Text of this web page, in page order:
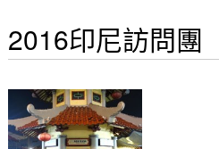
2016印尼訪問團